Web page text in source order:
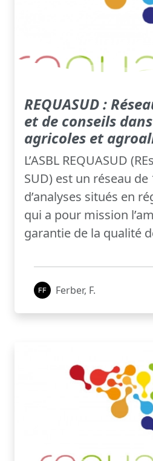
REQUASUD :
et de conseils
agricoles et
L’ASBL REQUASUD
SUD) est un réseau
d’analyses situés en
qui a pour mission
garantie de la qualité
Ferber, F.